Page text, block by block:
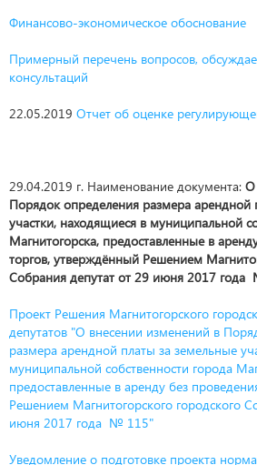
Финансово-экономическое обоснование
Примерный перечень вопросов,
консультаций
22.05.2019 Отчет об оценке
29.04.2019 г. Наименование документа: О
Порядок определения размера арендной
участки, находящиеся в муниципальной
Магнитогорска, предоставленные в
торгов, утверждённый Решением
Собрания депутат от 29 июня 2017
Проект Решения Магнитогорского
депутатов "О внесении изменений в
размера арендной платы за земельные
муниципальной собственности города
предоставленные в аренду без
Решением Магнитогорского городского
июня 2017 года № 115"
Уведомление о подготовке проекта